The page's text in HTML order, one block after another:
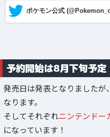
— ポケモン公式
予約開始は8月下旬予定
発売日は発表となりましたが、
なります。
そしてそれぞれニンテンドー
になっています！